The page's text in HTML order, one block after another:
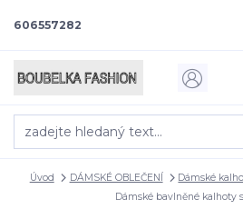
606557282
Úvod DÁMSKÉ OBLEČENÍ
Dámské
Dámské bavlněné kalhoty